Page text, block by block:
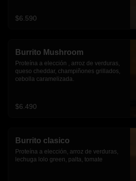
$6.590
Burrito Mushroom
Proteína a elección , arroz de verduras,
queso cheddar, champiñones grillados,
cebolla caramelizada.
$6.490
Burrito clasico
Proteína a elección, arroz de verduras,
lechuga lolo green, palta, tomate